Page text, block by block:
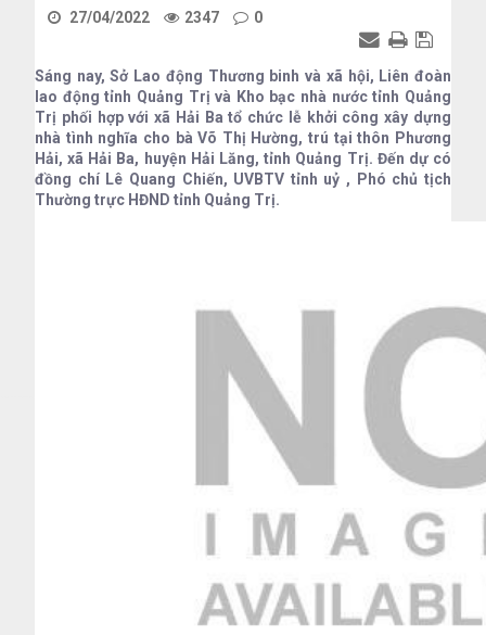
27/04/2022 2347 0
Sáng nay, Sở Lao động Thương binh và xã hội, Liên đoàn
lao động tỉnh Quảng Trị và Kho bạc nhà nước tỉnh Quảng
Trị phối hợp với xã Hải Ba tổ chức lễ khởi công xây dựng
nhà tình nghĩa cho bà Võ Thị Hường, trú tại thôn Phương
Hải, xã Hải Ba, huyện Hải Lăng, tỉnh Quảng Trị. Đến dự có
đồng chí Lê Quang Chiến, UVBTV tỉnh uỷ , Phó chủ tịch
Thường trực HĐND tỉnh Quảng Trị.